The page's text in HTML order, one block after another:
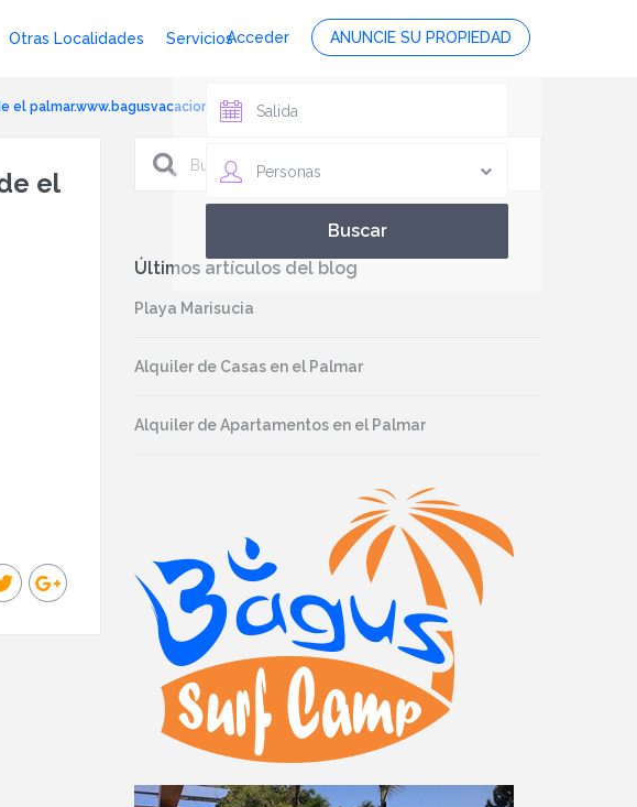
Acceder ANUNCIE SU PROPIEDAD
Otras Localidades Servicios
Personas
el palmar.www.bagusvacaciones.com, foto 4
el
Últimos artículos del blog
Playa Marisucia
Alquiler de Casas en el Palmar
Alquiler de Apartamentos en el Palmar